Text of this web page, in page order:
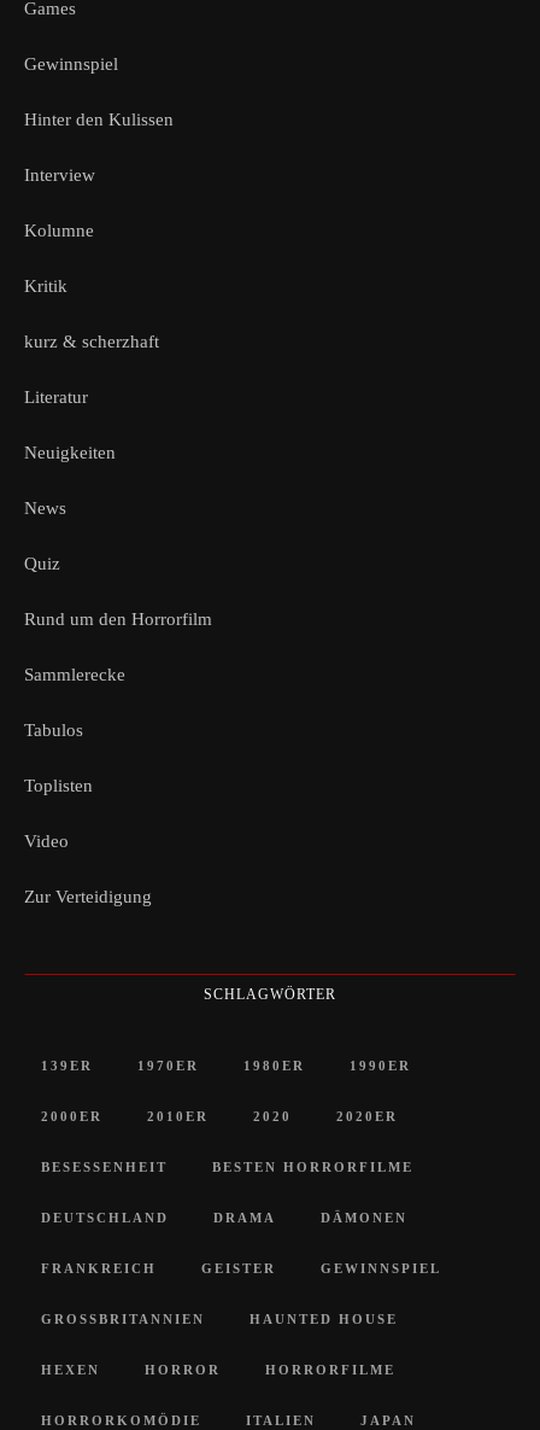
Games
Gewinnspiel
Hinter den Kulissen
Interview
Kolumne
Kritik
kurz & scherzhaft
Literatur
Neuigkeiten
News
Quiz
Rund um den Horrorfilm
Sammlerecke
Tabulos
Toplisten
Video
Zur Verteidigung
SCHLAGWÖRTER
139ER 1970ER 1980ER 1990ER
2000ER 2010ER 2020 2020ER
BESESSENHEIT BESTEN HORRORFILME
DEUTSCHLAND DRAMA DÄMONEN
FRANKREICH GEISTER GEWINNSPIEL
GROSSBRITANNIEN HAUNTED HOUSE
HEXEN HORROR HORRORFILME
HORRORKOMÖDIE ITALIEN JAPAN